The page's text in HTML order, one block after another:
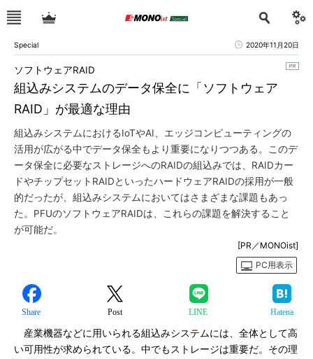
Special 2020年11月20日
組込みシステムのデータ保全に「ソフトウェア
RAID」が最適な理由
ソフトウェアRAID
組込みシステムにおけるIoTやAI、エッジコンピューティングの
活用が広がる中でデータ保全もより重要になりつつある。このデ
ータ保全に必要なストレージへのRAIDの組込みでは、RAIDカー
ドやチップセットRAIDといったハードウェアRAIDの採用が一般
的だったが、組込みシステムにおいてはさまざまな課題もあっ
た。PFUのソフトウェアRAIDは、これらの課題を解決すること
が可能だ。
[PR／MONOist]
PC用表示
Share Post LINE Hatena
産業機器などに用いられる組込みシステムには、全体として高
い可用性が求められている。中でもストレージは重要だ。その理